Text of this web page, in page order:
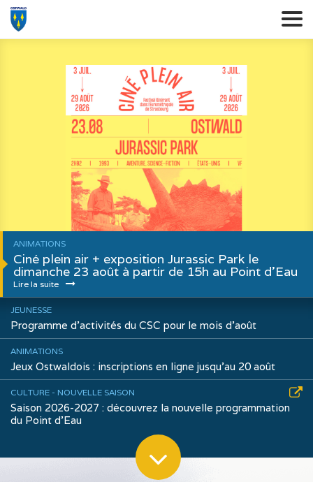
ANIMATIONS
Ciné plein air + exposition Jurassic Park le
dimanche 23 août à partir de 15h au Point d’Eau
Lire la suite
JEUNESSE
Programme d’activités du CSC pour le mois d’août
ANIMATIONS
Jeux Ostwaldois : inscriptions en ligne jusqu’au 20 août
CULTURE - NOUVELLE SAISON
Saison 2026-2027 : découvrez la nouvelle programmation
du Point d’Eau